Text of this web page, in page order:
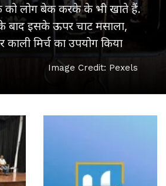
लोग बेक करके के भी खाते हैं.
इसके ऊपर चाट मसाला,
मिर्च का उपयोग किया
Image Credit: Pexels